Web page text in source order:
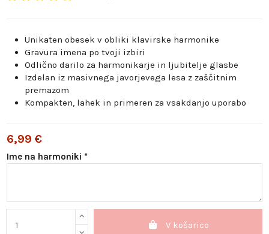
Unikaten obesek v obliki klavirske harmonike
Gravura imena po tvoji izbiri
Odlično darilo za harmonikarje in ljubitelje glasbe
Izdelan iz masivnega javorjevega lesa z zaščitnim
premazom
Kompakten, lahek in primeren za vsakdanjo uporabo
6,99 €
Ime na harmoniki *
V košarico